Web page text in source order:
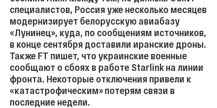
специалистов, Россия уже несколько месяцев
модернизирует белорусскую авиабазу
«Лунинец», куда, по сообщениям источников,
в конце сентября доставили иранские дроны.
Также FT пишет, что украинские военные
сообщают о сбоях в работе Starlink на линии
фронта. Некоторые отключения привели к
«катастрофическим» потерям связи в
последние недели.